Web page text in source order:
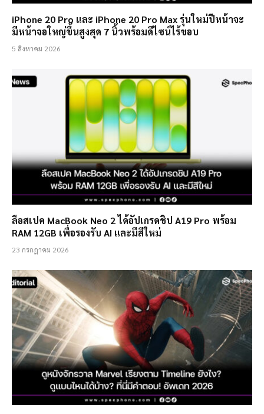
iPhone 20 Pro และ iPhone 20 Pro Max รุ่นใหม่ปีหน้าจะ
มีหน้าจอใหญ่ขึ้นสูงสุด 7 นิ้วพร้อมดีไซน์ไร้ขอบ
5 สิงหาคม 2026
ลือสเปค MacBook Neo 2 ได้อัปเกรดชิป A19 Pro พร้อม
RAM 12GB เพื่อรองรับ AI และมีสีใหม่
23 กรกฎาคม 2026